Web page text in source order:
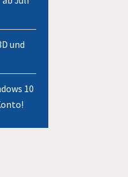
und
10